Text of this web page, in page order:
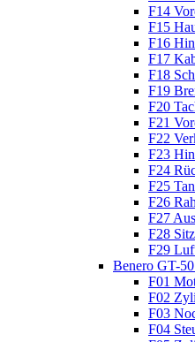
F14
F15
F16
F17
F18
F19
F20
F21
F22
F23
F24
F25
F26
F27
F28 Sitz
F29
Benero GT-
F01
F02
F03
F04